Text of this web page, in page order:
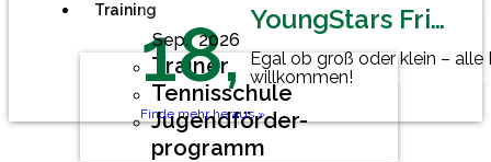
Training
Trainer
Tennisschule
Jugendförder-
programm
Sep.
18,
2026
YoungStars Friday
Egal ob groß oder klein –
willkommen!
Finde mehr heraus »